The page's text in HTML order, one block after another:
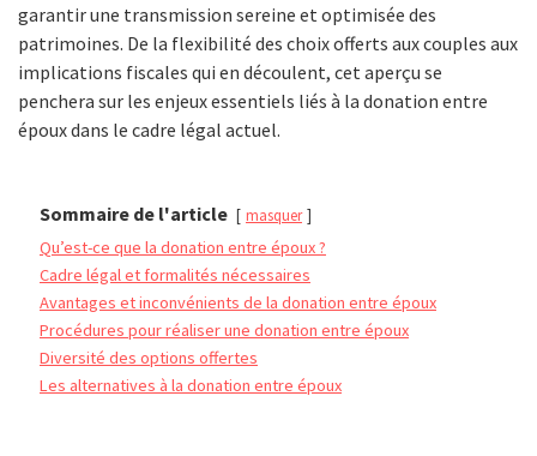
garantir une transmission sereine et optimisée des
patrimoines. De la flexibilité des choix offerts aux couples aux
implications fiscales qui en découlent, cet aperçu se
penchera sur les enjeux essentiels liés à la donation entre
époux dans le cadre légal actuel.
Sommaire de l'article masquer
Qu’est-ce que la donation entre époux ?
Cadre légal et formalités nécessaires
Avantages et inconvénients de la donation entre époux
Procédures pour réaliser une donation entre époux
Diversité des options offertes
Les alternatives à la donation entre époux